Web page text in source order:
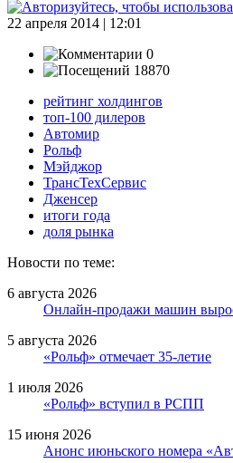
22 апреля 2014 | 12:01
0
18870
рейтинг холдингов
топ-100 дилеров
Автомир
Рольф
Мэйджор
ТрансТехСервис
Дженсер
итоги года
доля рынка
Новости по теме:
6 августа 2026
Онлайн-продажи машин
5 августа 2026
«Рольф» отмечает 35-летие
1 июля 2026
«Рольф» вступил в РСПП
15 июня 2026
Анонс июньского номера